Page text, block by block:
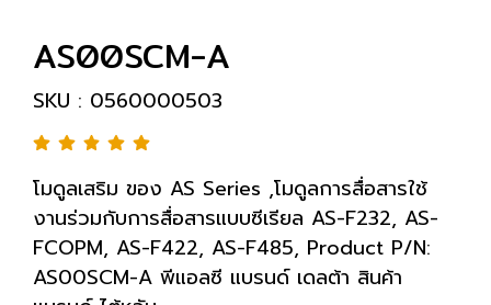
AS00SCM-A
SKU : 0560000503
โมดูลเสริม ของ AS Series ,โมดูลการสื่อสารใช้
งานร่วมกับการสื่อสารแบบซีเรียล AS-F232, AS-
FCOPM, AS-F422, AS-F485, Product P/N:
AS00SCM-A พีแอลซี แบรนด์ เดลต้า สินค้า